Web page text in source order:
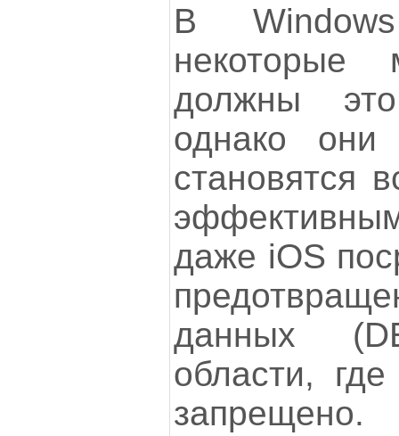
В Windows
некоторые
должны это
однако
становятся
даже iOS
данных
области,